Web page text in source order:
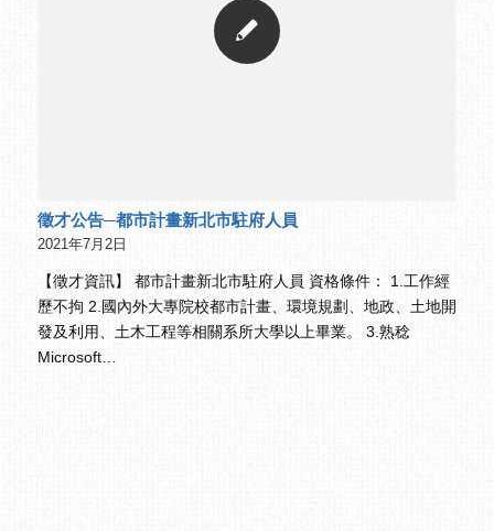
徵才公告─都市計畫新北市駐府人員
2021年7月2日
【徵才資訊】 都市計畫新北市駐府人員 資格條件： 1.工作經
歷不拘 2.國內外大專院校都市計畫、環境規劃、地政、土地開
發及利用、土木工程等相關系所大學以上畢業。 3.熟稔
Microsoft…